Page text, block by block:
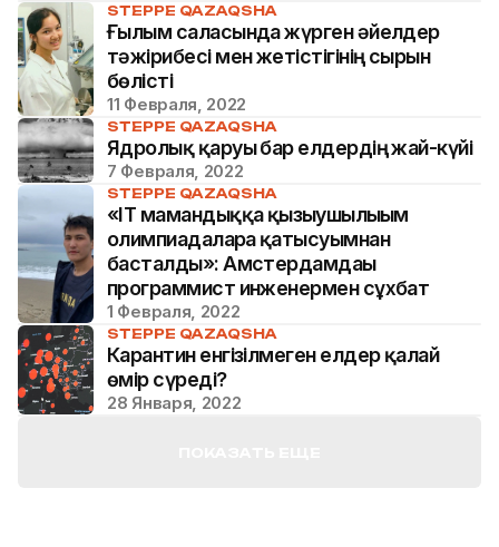
STEPPE QAZAQSHA
Ғылым саласында жүрген әйелдер
тәжірибесі мен жетістігінің сырын
бөлісті
11 Февраля, 2022
STEPPE QAZAQSHA
Ядролық қаруы бар елдердің жай-күйі
7 Февраля, 2022
STEPPE QAZAQSHA
«IT мамандыққа қызығушылығым
олимпиадаларға қатысуымнан
басталды»: Амстердамдағы
программист инженермен сұхбат
1 Февраля, 2022
STEPPE QAZAQSHA
Карантин енгізілмеген елдер қалай
өмір сүреді?
28 Января, 2022